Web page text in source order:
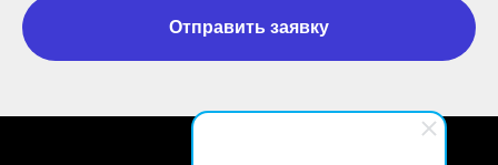
Отправить заявку